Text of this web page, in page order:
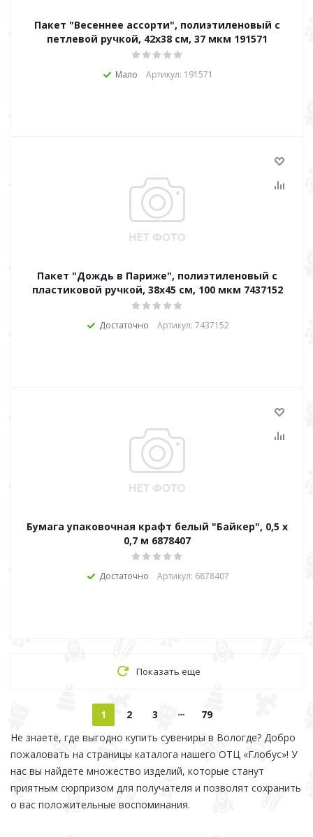
Пакет "Весеннее ассорти", полиэтиленовый с
петлевой ручкой, 42x38 см, 37 мкм 191571
Мало Артикул: 191571
Пакет "Дождь в Париже", полиэтиленовый с
пластиковой ручкой, 38х45 см, 100 мкм 7437152
Достаточно Артикул: 7437152
Бумага упаковочная крафт белый "Байкер", 0,5 х
0,7 м 6878407
Достаточно Артикул: 6878407
Показать еще
1 2 3
79
Не знаете, где выгодно купить сувениры в Вологде? Добро
пожаловать на страницы каталога нашего ОТЦ «Глобус»! У
нас вы найдёте множество изделий, которые станут
приятным сюрпризом для получателя и позволят сохранить
о вас положительные воспоминания.